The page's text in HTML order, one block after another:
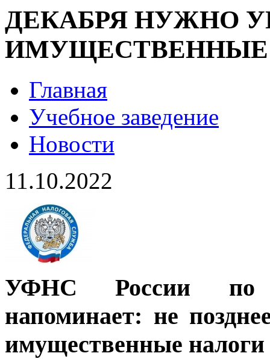
ДЕКАБРЯ НУЖНО
ИМУЩЕСТВЕННЫЕ
Главная
Учебное заведение
Новости
11.10.2022
УФНС России по
напоминает: не
имущественные налоги